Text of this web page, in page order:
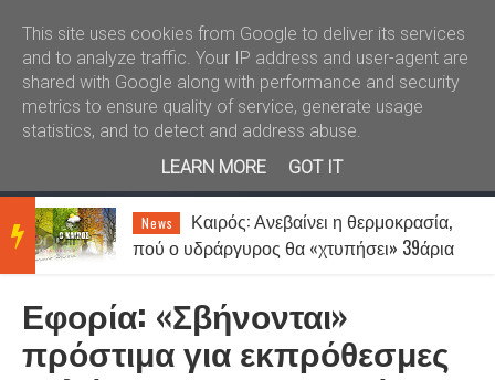
Καλώς ήλθατε Kral News
BRE
AKIN
News
Καιρός: Ανεβαίνει η θερμοκρασία,
πού ο υδράργυρος θα «χτυπήσει» 39άρια
Εφορία: «Σβήνονται»
πρόστιμα για εκπρόθεσμες
This site uses cookies from Google to deliver its services
and to analyze traffic. Your IP address and user-agent are
shared with Google along with performance and security
metrics to ensure quality of service, generate usage
statistics, and to detect and address abuse.
LEARN MORE
GOT IT